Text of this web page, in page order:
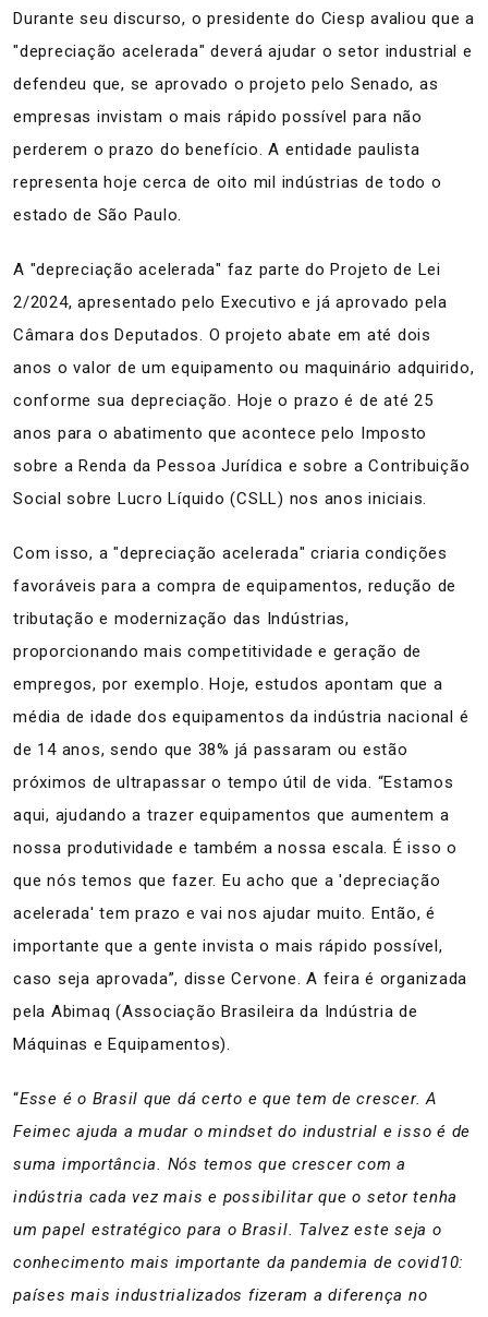
Durante seu discurso, o presidente do Ciesp avaliou que a
"depreciação acelerada" deverá ajudar o setor industrial e
defendeu que, se aprovado o projeto pelo Senado, as
empresas invistam o mais rápido possível para não
perderem o prazo do benefício. A entidade paulista
representa hoje cerca de oito mil indústrias de todo o
estado de São Paulo.
A "depreciação acelerada" faz parte do Projeto de Lei
2/2024, apresentado pelo Executivo e já aprovado pela
Câmara dos Deputados. O projeto abate em até dois
anos o valor de um equipamento ou maquinário adquirido,
conforme sua depreciação. Hoje o prazo é de até 25
anos para o abatimento que acontece pelo Imposto
sobre a Renda da Pessoa Jurídica e sobre a Contribuição
Social sobre Lucro Líquido (CSLL) nos anos iniciais.
Com isso, a "depreciação acelerada" criaria condições
favoráveis para a compra de equipamentos, redução de
tributação e modernização das Indústrias,
proporcionando mais competitividade e geração de
empregos, por exemplo. Hoje, estudos apontam que a
média de idade dos equipamentos da indústria nacional é
de 14 anos, sendo que 38% já passaram ou estão
próximos de ultrapassar o tempo útil de vida. “Estamos
aqui, ajudando a trazer equipamentos que aumentem a
nossa produtividade e também a nossa escala. É isso o
que nós temos que fazer. Eu acho que a 'depreciação
acelerada' tem prazo e vai nos ajudar muito. Então, é
importante que a gente invista o mais rápido possível,
caso seja aprovada”, disse Cervone. A feira é organizada
pela Abimaq (Associação Brasileira da Indústria de
Máquinas e Equipamentos).
“Esse é o Brasil que dá certo e que tem de crescer. A
Feimec ajuda a mudar o mindset do industrial e isso é de
suma importância. Nós temos que crescer com a
indústria cada vez mais e possibilitar que o setor tenha
um papel estratégico para o Brasil. Talvez este seja o
conhecimento mais importante da pandemia de covid10:
países mais industrializados fizeram a diferença no